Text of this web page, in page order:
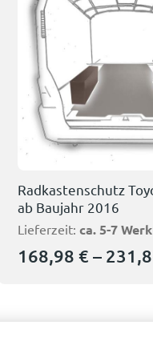
Radkastenschutz
ab Baujahr 2016
Lieferzeit: ca. 5-7
168,98 € –